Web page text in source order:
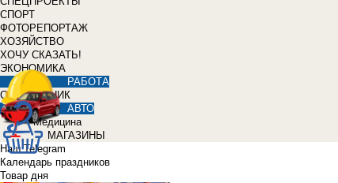
СПОРТ
ФОТОРЕПОРТАЖ
ХОЗЯЙСТВО
ХОЧУ СКАЗАТЬ!
ЭКОНОМИКА
РАБОТА
СПРАВОЧНИК
АВТО
Медицина
МАГАЗИНЫ
Наш Telegram
Календарь праздников
Товар дня